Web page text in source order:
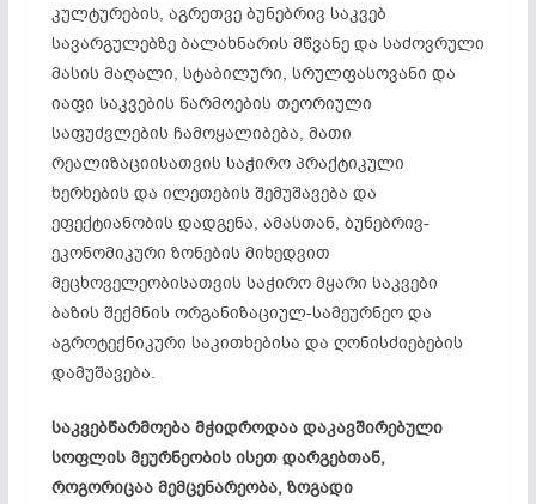
კულტურების, აგრეთვე ბუნებრივ საკვებ
სავარგულებზე ბალახნარის მწვანე და საძოვრული
მასის მაღალი, სტაბილური, სრულფასოვანი და
იაფი საკვების წარმოების თეორიული
საფუძვლების ჩამოყალიბება, მათი
რეალიზაციისათვის საჭირო პრაქტიკული
ხერხების და ილეთების შემუშავება და
ეფექტიანობის დადგენა, ამასთან, ბუნებრივ-
ეკონომიკური ზონების მიხედვით
მეცხოველეობისათვის საჭირო მყარი საკვები
ბაზის შექმნის ორგანიზაციულ-სამეურნეო და
აგროტექნიკური საკითხებისა და ღონისძიებების
დამუშავება.
საკვებწარმოება მჭიდროდაა დაკავშირებული
სოფლის მეურნეობის ისეთ დარგებთან,
როგორიცაა მემცენარეობა, ზოგადი